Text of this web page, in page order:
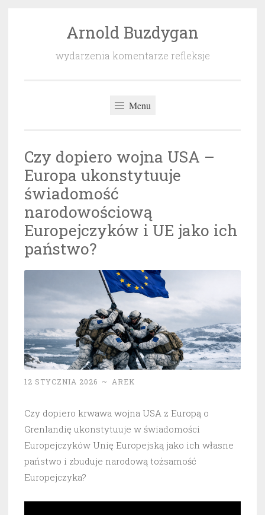
Arnold Buzdygan
wydarzenia komentarze refleksje
Menu
Czy dopiero wojna USA –
Europa ukonstytuuje
świadomość
narodowościową
Europejczyków i UE jako ich
państwo?
12 STYCZNIA 2026 ~ AREK
Czy dopiero krwawa wojna USA z Europą o
Grenlandię ukonstytuuje w świadomości
Europejczyków Unię Europejską jako ich własne
państwo i zbuduje narodową tożsamość
Europejczyka?